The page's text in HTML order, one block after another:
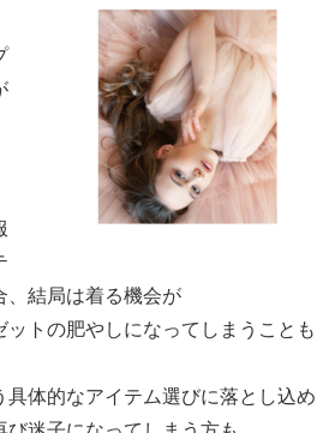
、結局は着る機会が
ットの肥やしになってしまうことも
具体的なアイテム選びに落とし込め